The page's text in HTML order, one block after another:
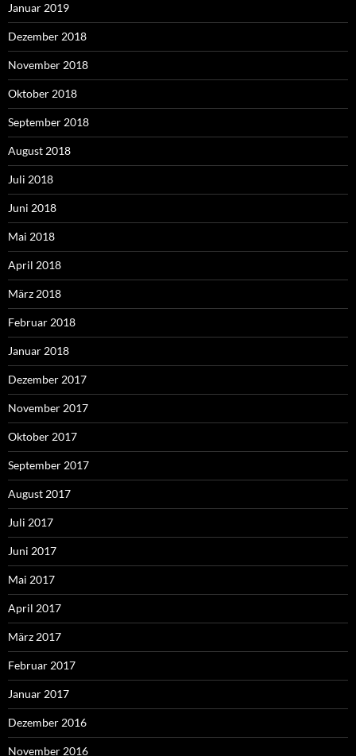
Januar 2019
Dezember 2018
November 2018
Oktober 2018
September 2018
August 2018
Juli 2018
Juni 2018
Mai 2018
April 2018
März 2018
Februar 2018
Januar 2018
Dezember 2017
November 2017
Oktober 2017
September 2017
August 2017
Juli 2017
Juni 2017
Mai 2017
April 2017
März 2017
Februar 2017
Januar 2017
Dezember 2016
November 2016